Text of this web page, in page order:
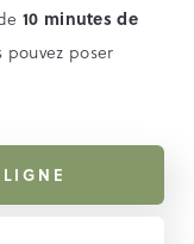
10 minutes de
poser